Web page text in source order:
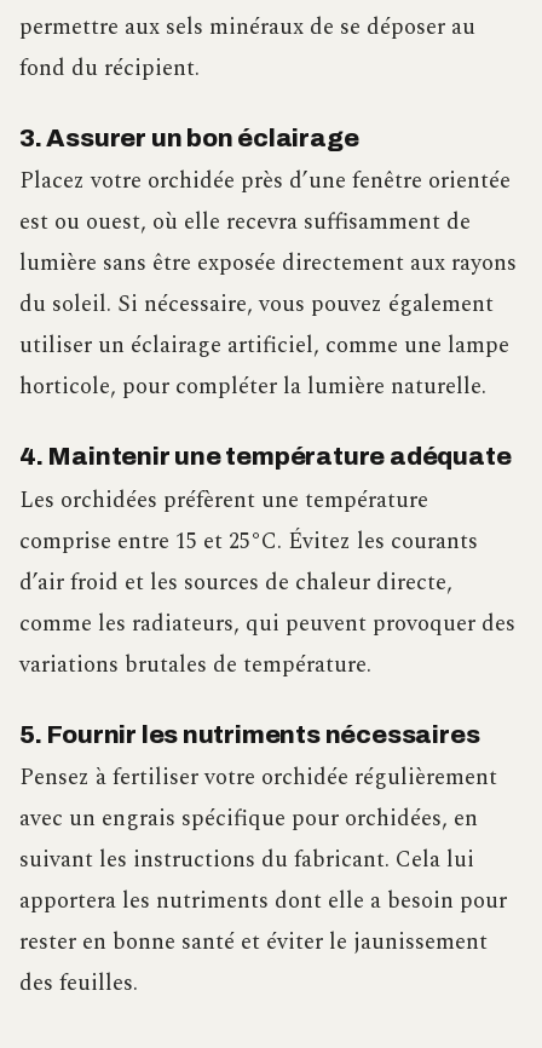
permettre aux sels minéraux de se déposer au
fond du récipient.
3. Assurer un bon éclairage
Placez votre orchidée près d’une fenêtre orientée
est ou ouest, où elle recevra suffisamment de
lumière sans être exposée directement aux rayons
du soleil. Si nécessaire, vous pouvez également
utiliser un éclairage artificiel, comme une lampe
horticole, pour compléter la lumière naturelle.
4. Maintenir une température adéquate
Les orchidées préfèrent une température
comprise entre 15 et 25°C. Évitez les courants
d’air froid et les sources de chaleur directe,
comme les radiateurs, qui peuvent provoquer des
variations brutales de température.
5. Fournir les nutriments nécessaires
Pensez à fertiliser votre orchidée régulièrement
avec un engrais spécifique pour orchidées, en
suivant les instructions du fabricant. Cela lui
apportera les nutriments dont elle a besoin pour
rester en bonne santé et éviter le jaunissement
des feuilles.